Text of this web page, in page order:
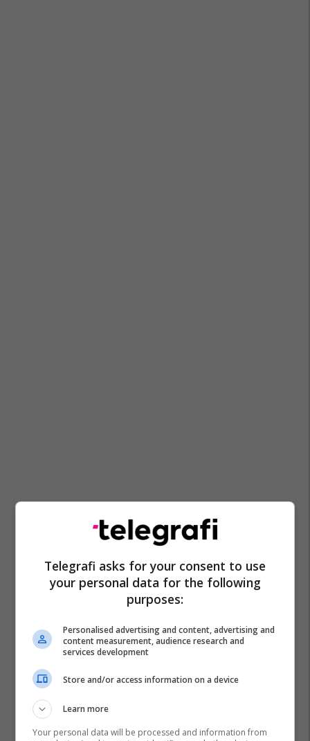
Jakup Krasniqi Gresë Krasniqi
Telegrafi asks for your consent to use
your personal data for the following
purposes:
Personalised advertising and content, advertising and
content measurement, audience research and
services development
Store and/or access information on a device
Learn more
Your personal data will be processed and information from